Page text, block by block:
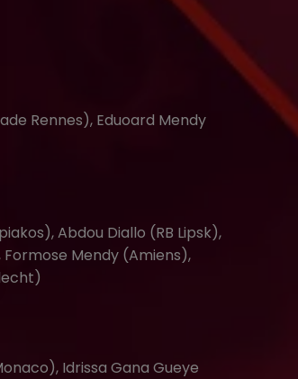
Rennes), Eduoard Mendy
Abdou Diallo (RB Lipsk),
Formose Mendy (Amiens),
Idrissa Gana Gueye